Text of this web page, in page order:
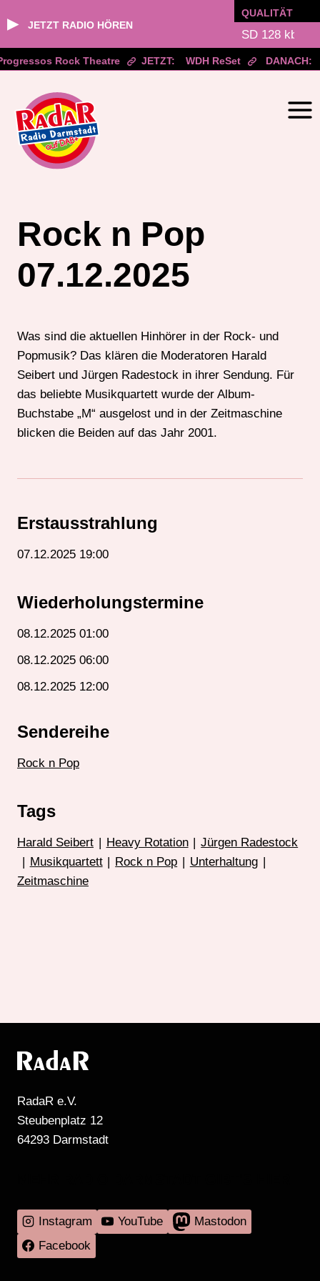
▶ JETZT RADIO HÖREN
QUALITÄT
Rock Theatre JETZT: WDH ReSet DANACH:
springen
Rock n Pop
07.12.2025
Was sind die aktuellen Hinhörer in der Rock- und
Popmusik? Das klären die Moderatoren Harald
Seibert und Jürgen Radestock in ihrer Sendung. Für
das beliebte Musikquartett wurde der Album-
Buchstabe „M“ ausgelost und in der Zeitmaschine
blicken die Beiden auf das Jahr 2001.
Erstausstrahlung
07.12.2025 19:00
Wiederholungstermine
08.12.2025 01:00
08.12.2025 06:00
08.12.2025 12:00
Sendereihe
Rock n Pop
Tags
Harald Seibert Heavy Rotation
Jürgen Radestock
Musikquartett Rock n Pop Unterhaltung
Zeitmaschine
RadaR e.V.
Steubenplatz 12
64293 Darmstadt
Instagram YouTube
Mastodon
Facebook